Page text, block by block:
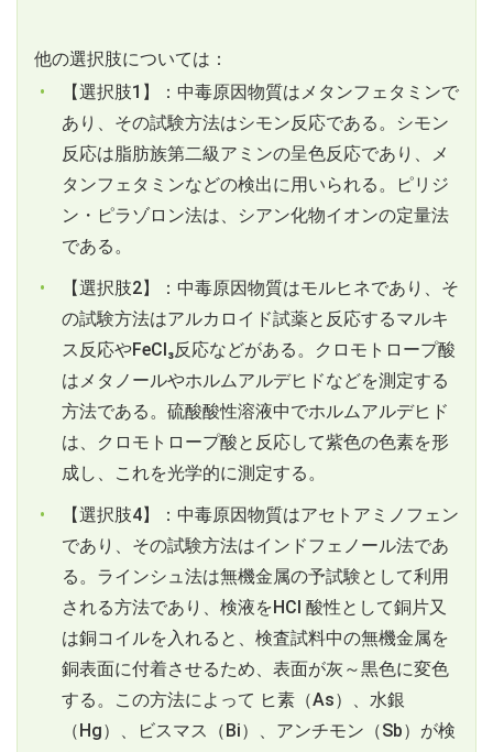
他の選択肢については：
【選択肢1】：中毒原因物質はメタンフェタミンで
あり、その試験方法はシモン反応である。シモン
反応は脂肪族第二級アミンの呈色反応であり、メ
タンフェタミンなどの検出に用いられる。ピリジ
ン・ピラゾロン法は、シアン化物イオンの定量法
である。
【選択肢2】：中毒原因物質はモルヒネであり、そ
の試験方法はアルカロイド試薬と反応するマルキ
ス反応やFeCl₃反応などがある。クロモトロープ酸
はメタノールやホルムアルデヒドなどを測定する
方法である。硫酸酸性溶液中でホルムアルデヒド
は、クロモトロープ酸と反応して紫色の色素を形
成し、これを光学的に測定する。
【選択肢4】：中毒原因物質はアセトアミノフェン
であり、その試験方法はインドフェノール法であ
る。ラインシュ法は無機金属の予試験として利用
される方法であり、検液をHCl 酸性として銅片又
は銅コイルを入れると、検査試料中の無機金属を
銅表面に付着させるため、表面が灰～黒色に変色
する。この方法によって ヒ素（As）、水銀
（Hg）、ビスマス（Bi）、アンチモン（Sb）が検